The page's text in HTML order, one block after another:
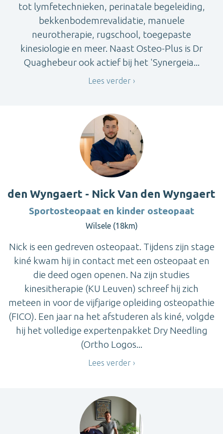
tot lymfetechnieken, perinatale begeleiding,
bekkenbodemrevalidatie, manuele
neurotherapie, rugschool, toegepaste
kinesiologie en meer. Naast Osteo-Plus is Dr
Quaghebeur ook actief bij het 'Synergeia...
Lees verder
den Wyngaert - Nick Van den Wyngaert
Sportosteopaat en kinder osteopaat
Wilsele (18km)
Nick is een gedreven osteopaat. Tijdens zijn stage
kiné kwam hij in contact met een osteopaat en
die deed ogen openen. Na zijn studies
kinesitherapie (KU Leuven) schreef hij zich
meteen in voor de vijfjarige opleiding osteopathie
(FICO). Een jaar na het afstuderen als kiné, volgde
hij het volledige expertenpakket Dry Needling
(Ortho Logos...
Lees verder